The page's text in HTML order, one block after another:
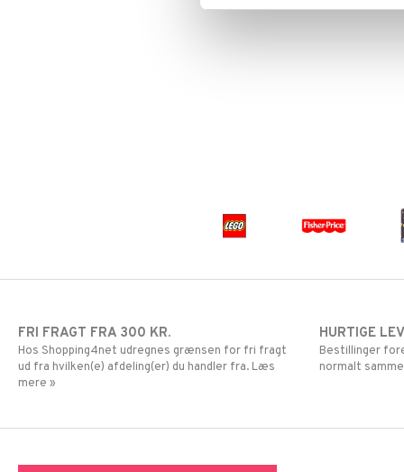
FRI FRAGT FRA 300 KR.
Hos Shopping4net udregnes grænsen for fri fragt
ud fra hvilken(e) afdeling(er) du handler fra. Læs
mere »
HURTIGE
Bestillinger
normalt